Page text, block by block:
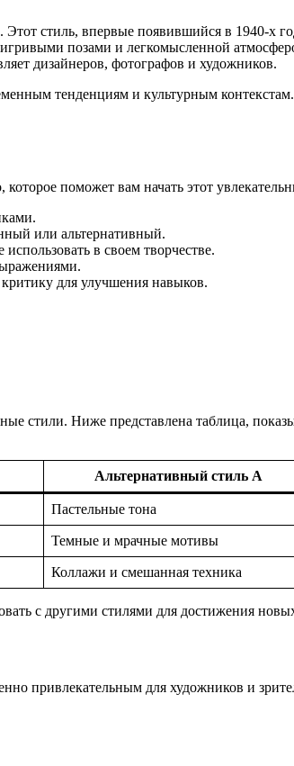
Этот стиль, впервые появившийся в 1940-х
позами и легкомысленной
дизайнеров, фотографов и художников.
тенденциям и культурным
поможет вам начать этот
или альтернативный.
в своем творчестве.
для улучшения навыков.
стили. Ниже представлена таблица,
Альтернативный стиль A
Пастельные тона
Темные и мрачные мотивы
Коллажи и смешанная техника
с другими стилями для достижения
привлекательным для художников и